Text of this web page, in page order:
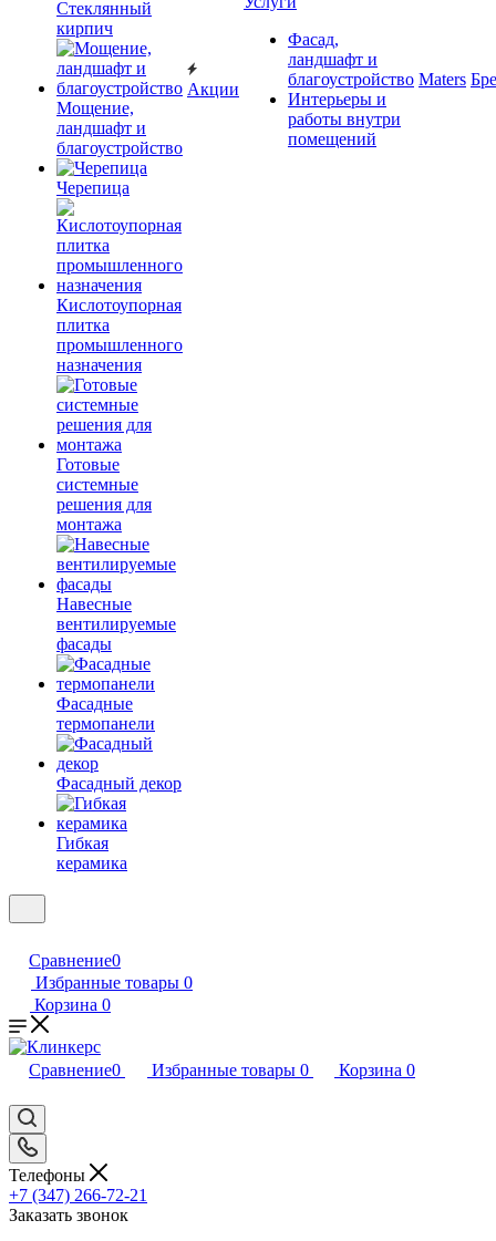
Cтеклянный
кирпич
Мощение,
ландшафт и
благоустройство
Черепица
Кислотоупорная
плитка
промышленного
назначения
Готовые
системные
решения для
монтажа
Навесные
вентилируемые
фасады
Фасадные
термопанели
Фасадный декор
Гибкая
керамика
Акции
Фасад,
ландшафт и
благоустройство
Интерьеры и
работы внутри
помещений
Maters
Сравнение0
Избранные товары 0
Корзина 0
Сравнение0 Избранные товары 0 Корзина 0
Телефоны
+7 (347) 266-72-21
Заказать звонок